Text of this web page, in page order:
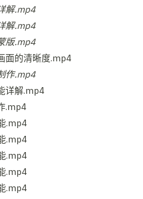
解.mp4
解.mp4
版.mp4
面的清晰度.mp4
作.mp4
详解.mp4
.mp4
.mp4
.mp4
.mp4
.mp4
.mp4